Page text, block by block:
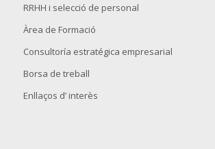
RRHH i selecció de personal
Àrea de Formació
Consultoría estratégica empresarial
Borsa de treball
Enllaços d’ interès